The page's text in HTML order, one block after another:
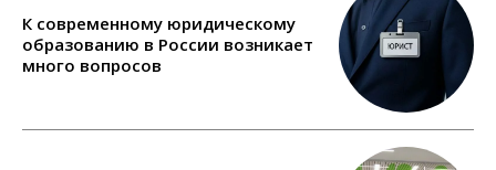
К современному юридическому
образованию в России возникает
много вопросов